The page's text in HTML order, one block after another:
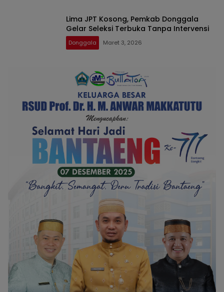
Lima JPT Kosong, Pemkab Donggala
Gelar Seleksi Terbuka Tanpa Intervensi
Donggala Maret 3, 2026